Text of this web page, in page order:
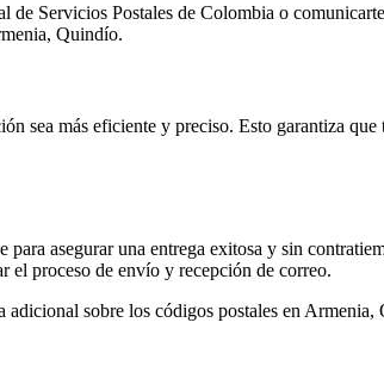
Servicios Postales de Colombia o
Quindío.
sea más eficiente y preciso. Esto garantiza
asegurar una entrega exitosa y sin
el proceso de envío y recepción de correo.
adicional sobre los códigos postales en Armenia,